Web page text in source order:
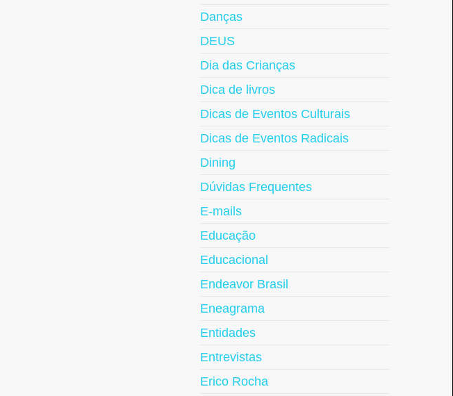
Danças
DEUS
Dia das Crianças
Dica de livros
Dicas de Eventos Culturais
Dicas de Eventos Radicais
Dining
Dúvidas Frequentes
E-mails
Educação
Educacional
Endeavor Brasil
Eneagrama
Entidades
Entrevistas
Erico Rocha